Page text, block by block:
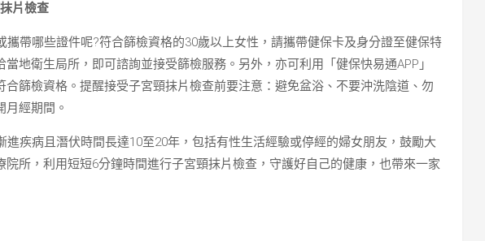
片檢查
帶哪些證件呢?符合篩檢資格的30歲以上女性，請攜帶健保卡及身分證至健保特
地衛生局所，即可諮詢並接受篩檢服務。另外，亦可利用「健保快易通APP」
篩檢資格。提醒接受子宮頸抹片檢查前要注意：避免盆浴、不要沖洗陰道、勿
經期間。
疾病且潛伏時間長達10至20年，包括有性生活經驗或停經的婦女朋友，鼓勵大
所，利用短短6分鐘時間進行子宮頸抹片檢查，守護好自己的健康，也帶來一家